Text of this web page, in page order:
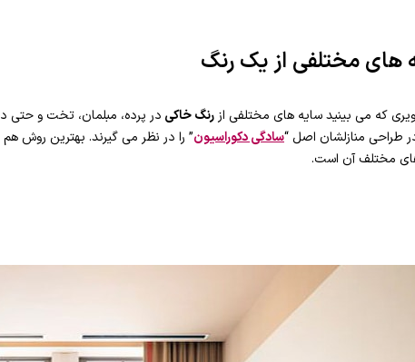
های مختلفی از یک رنگ
که می بینید سایه های مختلفی از رنگ خاکی در پرده، مبلمان، تخت و حتی
طراحی منازلشان اصل “سادگی دکوراسیون” را در نظر می گیرند. بهترین روش
مختلف آن است.